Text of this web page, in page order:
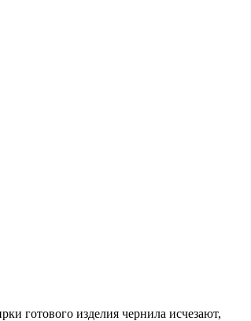
готового изделия чернила исчезают,